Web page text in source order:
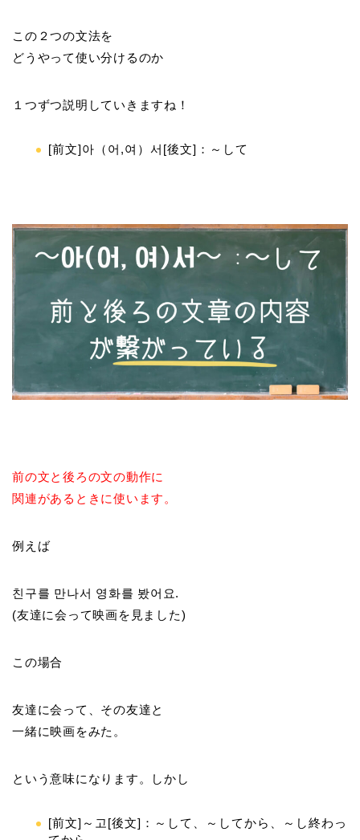
この２つの文法を
どうやって使い分けるのか
１つずつ説明していきますね！
[前文]아（어,여）서[後文]：～して
前の文と後ろの文の動作に
関連があるときに使います。
例えば
친구를 만나서 영화를 봤어요.
(友達に会って映画を見ました)
この場合
友達に会って、その友達と
一緒に映画をみた。
という意味になります。しかし
[前文]～고[後文]：～して、～してから、～し終わっ